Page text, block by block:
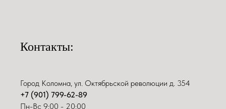
Контакты:
Город Коломна, ул. Октябрьской революции д. 354
+7 (901) 799-62-89
Пн-Вс 9:00 - 20:00